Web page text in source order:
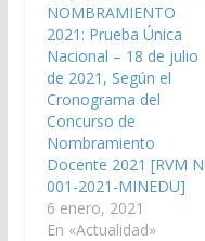
NOMBRAMIENTO
2021: Prueba Única
Nacional – 18 de julio
de 2021, Según el
Cronograma del
Concurso de
Nombramiento
Docente 2021 [RVM
001-2021-MINEDU]
6 enero, 2021
En «Actualidad»